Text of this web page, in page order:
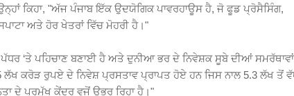
ਕਿਹਾ, "ਅੱਜ ਪੰਜਾਬ ਇੱਕ ਉਦਯੋਗਿਕ ਪਾਵਰਹਾਊਸ ਹੈ, ਜੋ ਫੂਡ ਪ੍ਰੋਸੈਸਿੰਗ,
ਅਤੇ ਹੋਰ ਖੇਤਰਾਂ ਵਿੱਚ ਮੋਹਰੀ ਹੈ।"
‘ਤੇ ਪਹਿਚਾਣ ਬਣਾਈ ਹੈ ਅਤੇ ਦੁਨੀਆ ਭਰ ਦੇ ਨਿਵੇਸ਼ਕ ਸੂਬੇ ਦੀਆਂ
ਲੱਖ ਕਰੋੜ ਰੁਪਏ ਦੇ ਨਿਵੇਸ਼ ਪ੍ਰਸਤਾਵ ਪ੍ਰਾਪਤ ਹੋਏ ਹਨ ਜਿਸ ਨਾਲ 5.3 ਲੱਖ ਤੋਂ
ਦੇ ਪ੍ਰਮੁੱਖ ਕੇਂਦਰ ਵਜੋਂ ਉਭਰ ਰਿਹਾ ਹੈ।"